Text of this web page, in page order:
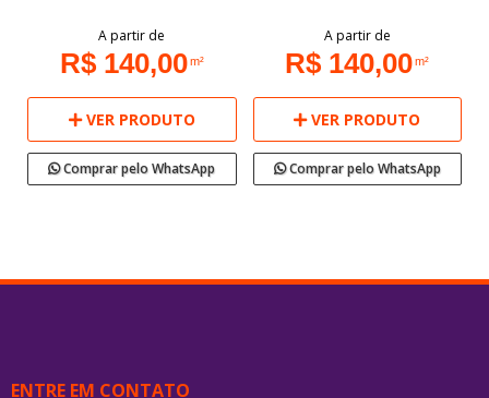
A partir de
R$ 140,00m²
VER PRODUTO
Comprar pelo WhatsApp
A partir de
R$ 140,00m²
VER PRODUTO
Comprar pelo WhatsApp
ENTRE EM CONTATO